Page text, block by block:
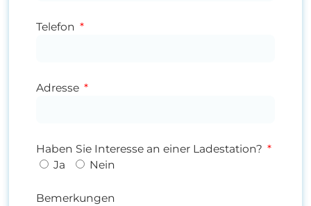
Telefon
Adresse
Haben Sie Interesse an einer Ladestation?
Ja
Nein
Bemerkungen